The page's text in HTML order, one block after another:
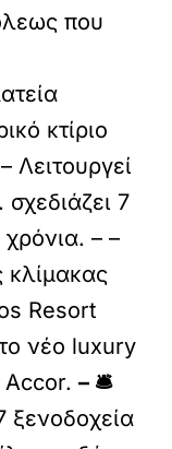
που
κτίριο
Λειτουργεί
7
– –
κλίμακας
Resort
νέο luxury
Accor.– 🛎️
ξενοδοχεία